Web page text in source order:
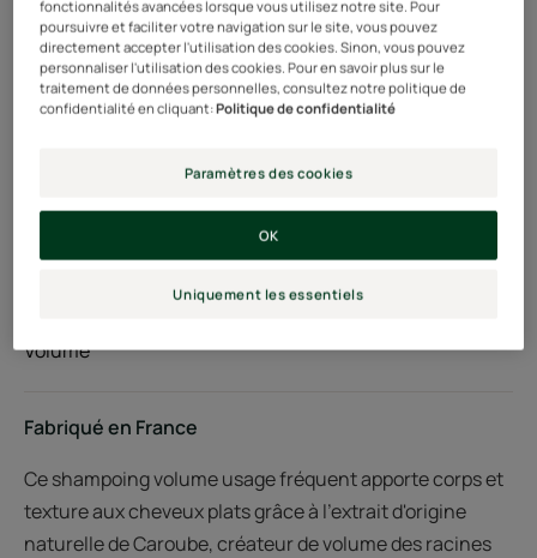
Tube Tube
50ml Tube
200ml
Utilisable par
Adultes
Cheveux fins - plats - sans volume - Soins sans silicone
Volume
Fabriqué en France
Ce shampoing volume usage fréquent apporte corps et
texture aux cheveux plats grâce à l’extrait d'origine
naturelle de Caroube, créateur de volume des racines
fonctionnalités avancées lorsque vous utilisez notre site. Pour
poursuivre et faciliter votre navigation sur le site, vous pouvez
directement accepter l'utilisation des cookies. Sinon, vous pouvez
personnaliser l'utilisation des cookies. Pour en savoir plus sur le
traitement de données personnelles, consultez notre politique de
confidentialité en cliquant:Politique de confidentialité
Paramètres des cookies
Uniquement les essentiels
OK